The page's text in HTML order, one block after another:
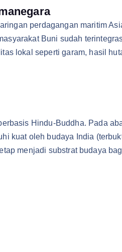
perdagangan maritim
Buni sudah
lokal seperti garam, hasil
Hindu-Buddha. Pada
kuat oleh budaya India
menjadi substrat budaya